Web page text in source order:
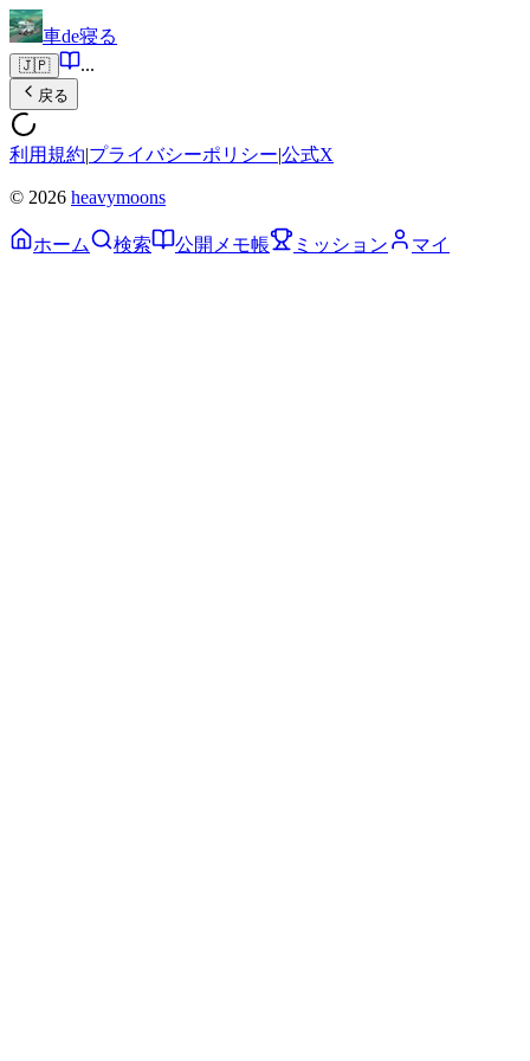
車de寝る
🇯🇵 ...
戻る
利用規約|プライバシーポリシー|公式X
© 2026 heavymoons
ホーム 検索 公開メモ帳 ミッション マイ